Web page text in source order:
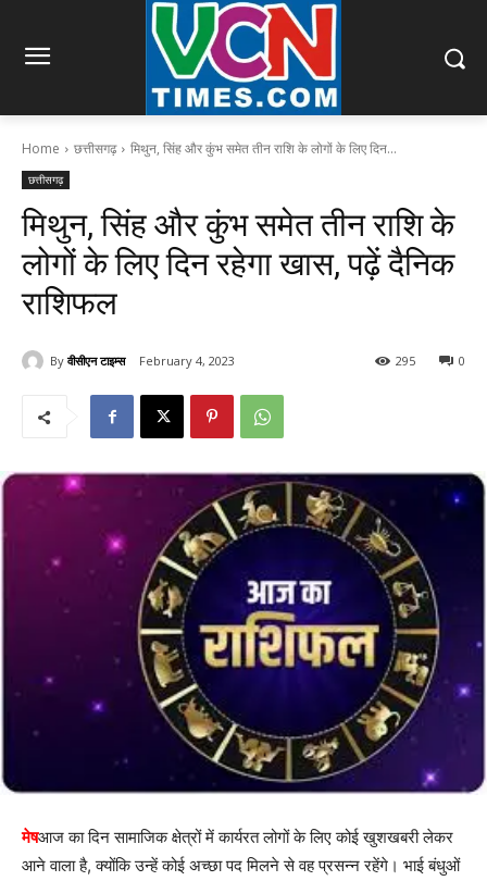
Home छत्तीसगढ़ मिथुन, सिंह और कुंभ समेत तीन राशि के लोगों के लिए दिन...
छत्तीसगढ़
मिथुन, सिंह और कुंभ समेत तीन राशि के
लोगों के लिए दिन रहेगा खास, पढ़ें दैनिक
राशिफल
By वीसीएन टाइम्स February 4, 2023 0
295
मेषआज का दिन सामाजिक क्षेत्रों में कार्यरत लोगों के लिए कोई खुशखबरी लेकर
आने वाला है, क्योंकि उन्हें कोई अच्छा पद मिलने से वह प्रसन्न रहेंगे। भाई बंधुओं